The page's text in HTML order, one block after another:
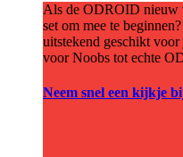
Als de ODROID nieuw
set om mee te
uitstekend geschikt
voor Noobs tot echte
Neem snel een kijkje